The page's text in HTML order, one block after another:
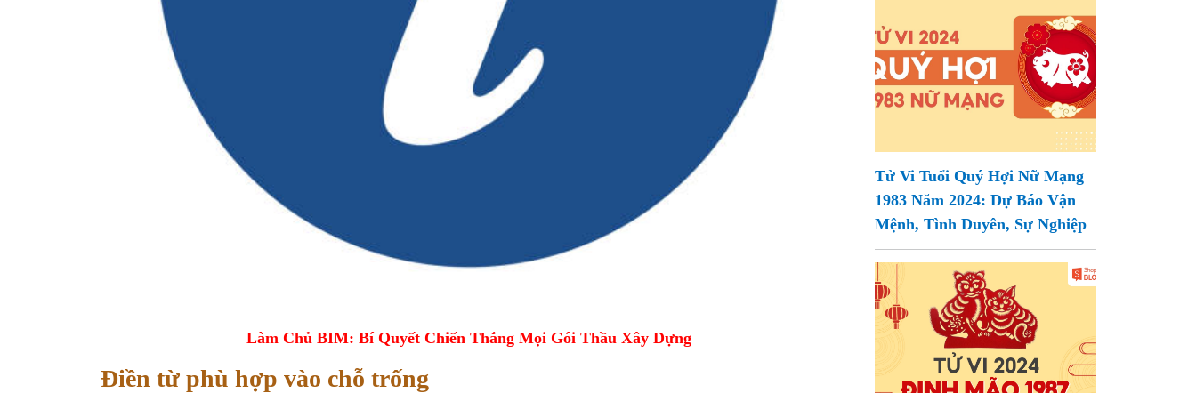
Làm Chủ BIM: Bí Quyết Chiến Thắng Mọi Gói Thầu Xây Dựng
Điền từ phù hợp vào chỗ trống
Tử Vi Tuổi Quý Hợi Nữ Mạng
1983 Năm 2024: Dự Báo Vận
Mệnh, Tình Duyên, Sự Nghiệp